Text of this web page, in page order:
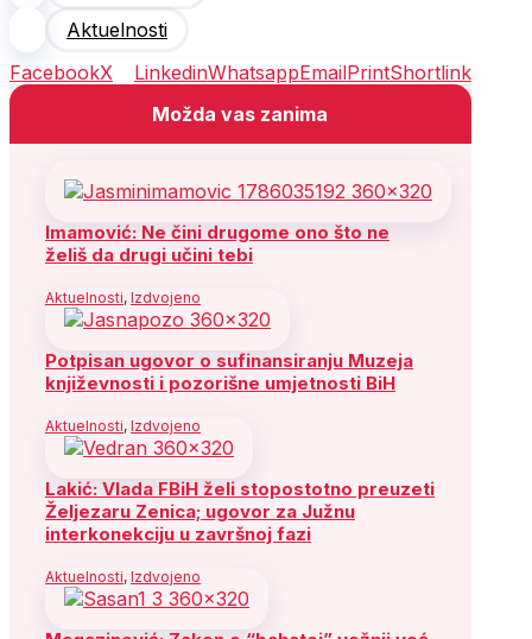
Aktuelnosti
FacebookX LinkedinWhatsappEmailPrintShortlink
Možda vas zanima
Imamović: Ne čini drugome ono što ne
želiš da drugi učini tebi
Aktuelnosti, Izdvojeno
Potpisan ugovor o sufinansiranju Muzeja
književnosti i pozorišne umjetnosti BiH
Aktuelnosti, Izdvojeno
Lakić: Vlada FBiH želi stopostotno preuzeti
Željezaru Zenica; ugovor za Južnu
interkonekciju u završnoj fazi
Aktuelnosti, Izdvojeno